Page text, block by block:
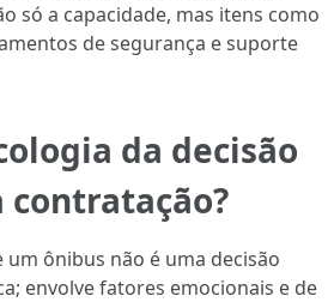
só a capacidade, mas itens como
de segurança e suporte
da decisão
um ônibus não é uma decisão
envolve fatores emocionais e de